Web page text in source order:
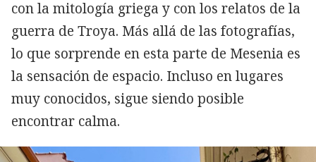
con la mitología griega y con los relatos de la
guerra de Troya. Más allá de las fotografías,
lo que sorprende en esta parte de Mesenia es
la sensación de espacio. Incluso en lugares
muy conocidos, sigue siendo posible
encontrar calma.